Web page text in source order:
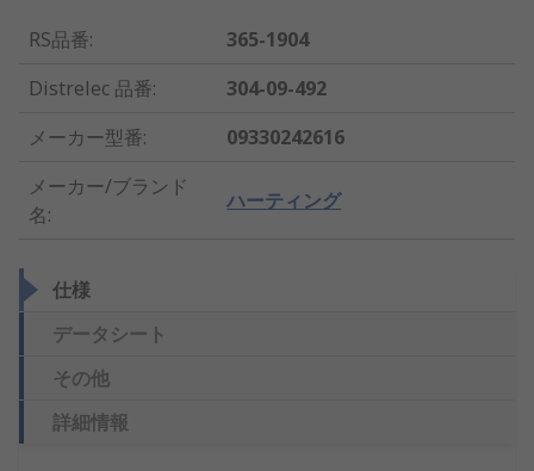
RS品番:
365-1904
Distrelec 品番:
304-09-492
メーカー型番:
09330242616
メーカー/ブランド
名:
ハーティング
仕様
データシート
その他
詳細情報